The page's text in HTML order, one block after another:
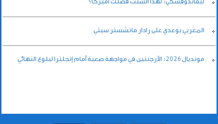
المغربي بوعدي على رادار مانشستر سيتي
مونديال 2026: الأرجنتين في مواجهة صعبة أمام إنجلترا لبلوغ النهائي